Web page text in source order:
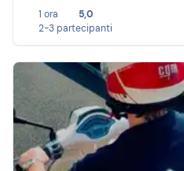
1 ora
5,0
2-3 partecipanti